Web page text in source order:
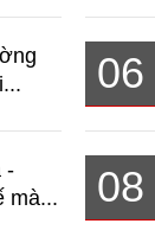
06
-
mà...
08